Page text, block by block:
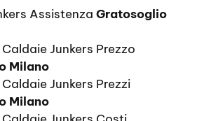
Assistenza Gratosoglio
Junkers Prezzo
Milano
Junkers Prezzi
Milano